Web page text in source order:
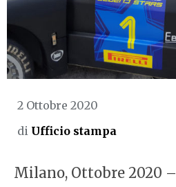
2 Ottobre 2020
di Ufficio stampa
Milano, Ottobre 2020 –